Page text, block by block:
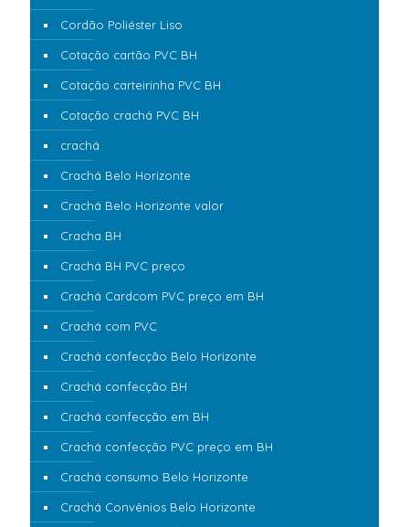
Cordão Poliéster Liso
Cotação cartão PVC BH
Cotação carteirinha PVC BH
Cotação crachá PVC BH
crachá
Crachá Belo Horizonte
Crachá Belo Horizonte valor
Cracha BH
Crachá BH PVC preço
Crachá Cardcom PVC preço em BH
Crachá com PVC
Crachá confecção Belo Horizonte
Crachá confecção BH
Crachá confecção em BH
Crachá confecção PVC preço em BH
Crachá consumo Belo Horizonte
Crachá Convênios Belo Horizonte